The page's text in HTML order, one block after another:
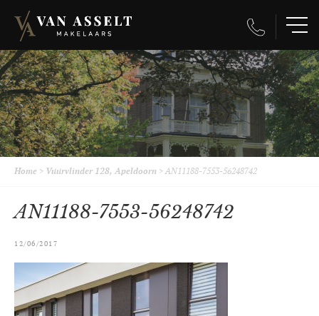
Home > Vuurvlinder 128, Apeldoorn >AN11188-7553-56248742
AN11188-7553-56248742
12/06/2017